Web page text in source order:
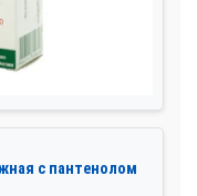
с пантенолом